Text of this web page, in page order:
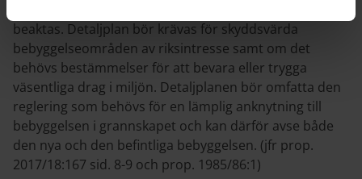
beaktas. Detaljplan bör krävas för skyddsvärda
bebyggelseområden av riksintresse samt om det
behövs bestämmelser för att bevara eller trygga
väsentliga drag i miljön. Detaljplanen bör omfatta den
reglering som behövs för en lämplig anknytning till
bebyggelsen i grannskapet och kan därför avse både
den nya och den befintliga bebyggelsen. (jfr prop.
2017/18:167 sid. 8-9 och prop. 1985/86:1)